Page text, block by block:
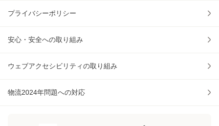
プライバシーポリシー
安心・安全への取り組み
ウェブアクセシビリティの取り組み
物流2024年問題への対応